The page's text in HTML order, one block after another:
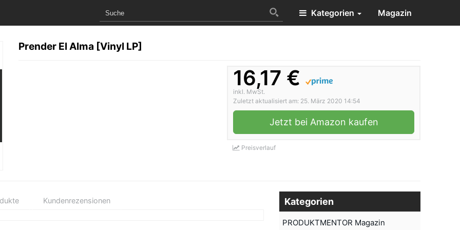
Kategorien Magazin
Prender El Alma [Vinyl LP]
16,17 €
inkl. MwSt.
Zuletzt aktualisiert am: 25. März 2020 14:54
Jetzt bei Amazon kaufen
Preisverlauf
Kundenrezensionen Kategorien
PRODUKTMENTOR Magazin